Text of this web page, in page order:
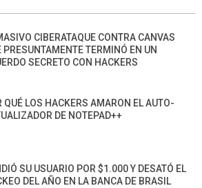
CIBERATAQUE CONTRA CANVAS
PRESUNTAMENTE TERMINÓ EN UN
SECRETO CON HACKERS
QUÉ LOS HACKERS AMARON EL AUTO-
DE NOTEPAD++
SU USUARIO POR $1.000 Y DESATÓ EL
DEL AÑO EN LA BANCA DE BRASIL